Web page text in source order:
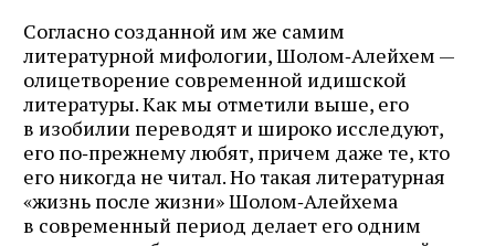
Согласно созданной им же самим
литературной мифологии, Шолом‑Алейхем —
олицетворение современной идишской
литературы. Как мы отметили выше, его
в изобилии переводят и широко исследуют,
его по‑прежнему любят, причем даже те, кто
его никогда не читал. Но такая литературная
«жизнь после жизни» Шолом‑Алейхема
в современный период делает его одним